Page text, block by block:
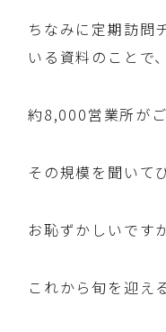
ちなみに定期訪問
いる資料のことで、
約8,000営業所が
その規模を聞いて
お恥ずかしいです
これから旬を迎え